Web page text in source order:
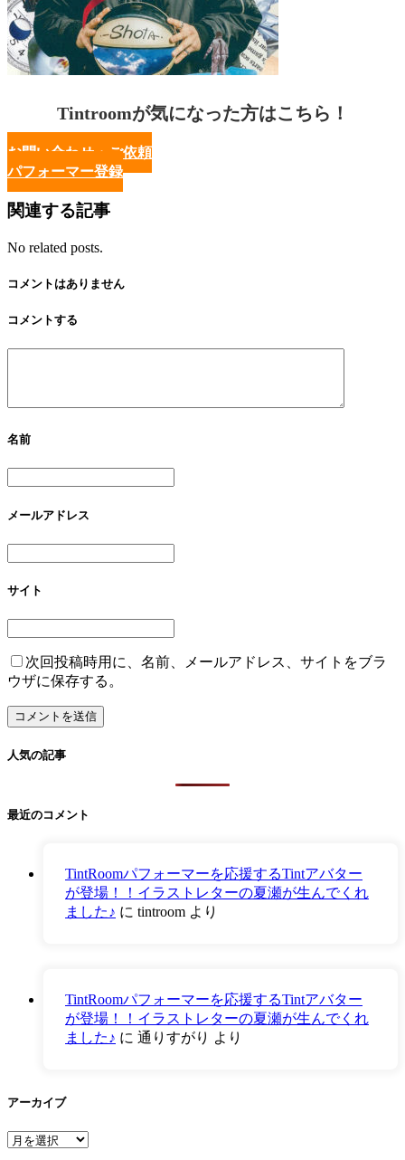
Tintroomが気になった方はこちら！
お問い合わせ・ご依頼
パフォーマー登録
関連する記事
No related posts.
コメントはありません
コメントする
名前
メールアドレス
サイト
次回投稿時用に、名前、メールアドレス、サイトをブラ
ウザに保存する。
人気の記事
最近のコメント
TintRoomパフォーマーを応援するTintアバター
が登場！！イラストレターの夏瀬が生んでくれ
ました♪ に tintroom より
TintRoomパフォーマーを応援するTintアバター
が登場！！イラストレターの夏瀬が生んでくれ
ました♪ に 通りすがり より
アーカイブ
ア